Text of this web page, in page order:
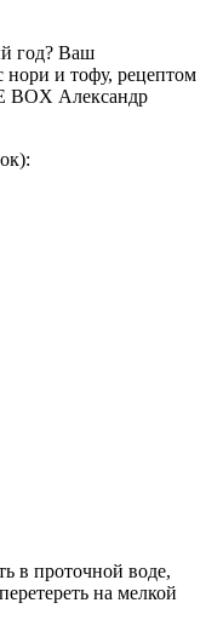
год? Ваш
нори и тофу, рецептом
BOX Александр
в проточной воде,
на мелкой